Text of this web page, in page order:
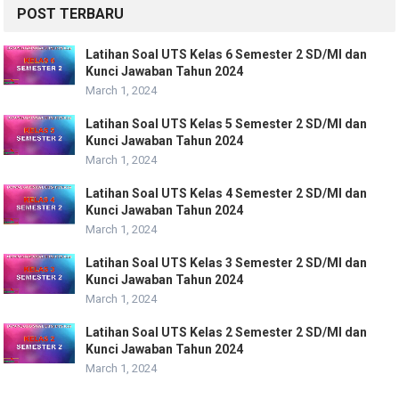
POST TERBARU
Latihan Soal UTS Kelas 6 Semester 2 SD/MI dan
Kunci Jawaban Tahun 2024
March 1, 2024
Latihan Soal UTS Kelas 5 Semester 2 SD/MI dan
Kunci Jawaban Tahun 2024
March 1, 2024
Latihan Soal UTS Kelas 4 Semester 2 SD/MI dan
Kunci Jawaban Tahun 2024
March 1, 2024
Latihan Soal UTS Kelas 3 Semester 2 SD/MI dan
Kunci Jawaban Tahun 2024
March 1, 2024
Latihan Soal UTS Kelas 2 Semester 2 SD/MI dan
Kunci Jawaban Tahun 2024
March 1, 2024